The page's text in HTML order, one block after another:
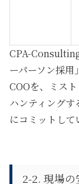
CPA-
ーパーソン採用」
COOを、ミス
ハンティング
にコミットして
2-2. 現場